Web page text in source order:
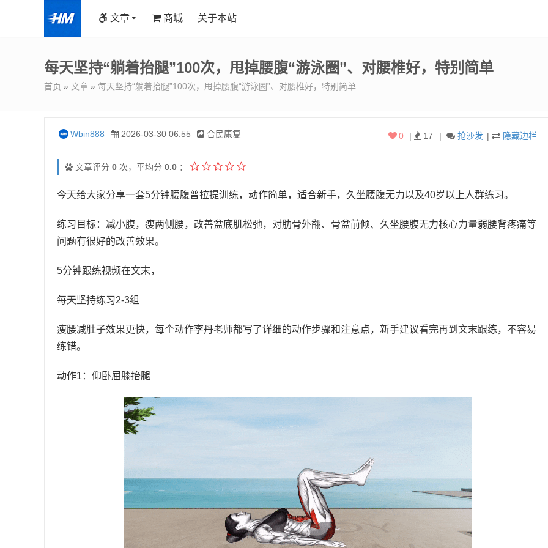
文章 商城 关于本站
每天坚持“躺着抬腿”100次，甩掉腰腹“游泳圈”、对腰椎好，特别简单
首页 » 文章 » 每天坚持“躺着抬腿”100次，甩掉腰腹“游泳圈”、对腰椎好，特别简单
Wbin888 2026-03-30 06:55 合民康复 | 隐藏边栏
| 抢沙发
| 17
0
文章评分 0 次，平均分 0.0 ：
今天给大家分享一套5分钟腰腹普拉提训练，动作简单，适合新手，久坐腰腹无力以及40岁以上人群练习。
练习目标：减小腹，瘦两侧腰，改善盆底肌松弛，对肋骨外翻、骨盆前倾、久坐腰腹无力核心力量弱腰背疼痛等
问题有很好的改善效果。
5分钟跟练视频在文末，
每天坚持练习2-3组
瘦腰减肚子效果更快，每个动作李丹老师都写了详细的动作步骤和注意点，新手建议看完再到文末跟练，不容易
练错。
动作1：仰卧屈膝抬腿